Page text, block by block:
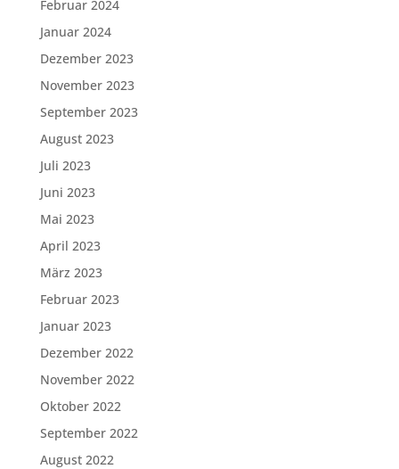
Februar 2024
Januar 2024
Dezember 2023
November 2023
September 2023
August 2023
Juli 2023
Juni 2023
Mai 2023
April 2023
März 2023
Februar 2023
Januar 2023
Dezember 2022
November 2022
Oktober 2022
September 2022
August 2022